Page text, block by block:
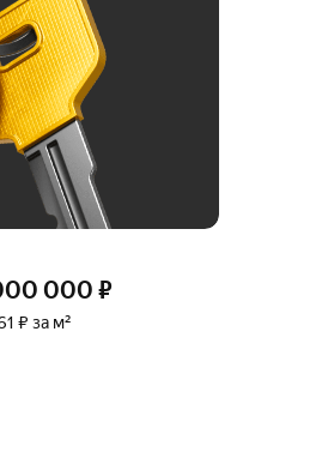
000 ₽
₽ за м²